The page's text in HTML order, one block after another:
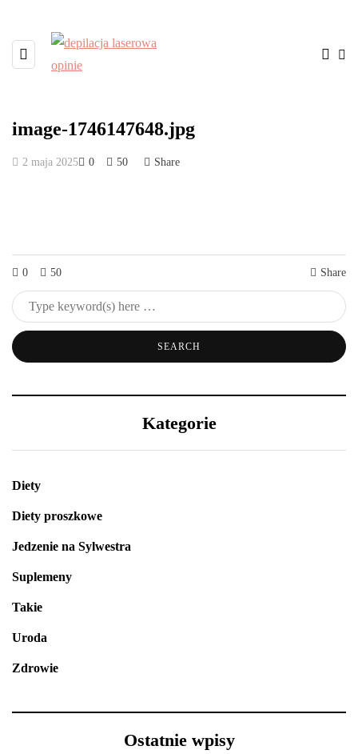
image-1746147648.jpg
2 maja 2025 0 50 Share
0 50 Share
Kategorie
Diety
Diety proszkowe
Jedzenie na Sylwestra
Suplemeny
Takie
Uroda
Zdrowie
Ostatnie wpisy